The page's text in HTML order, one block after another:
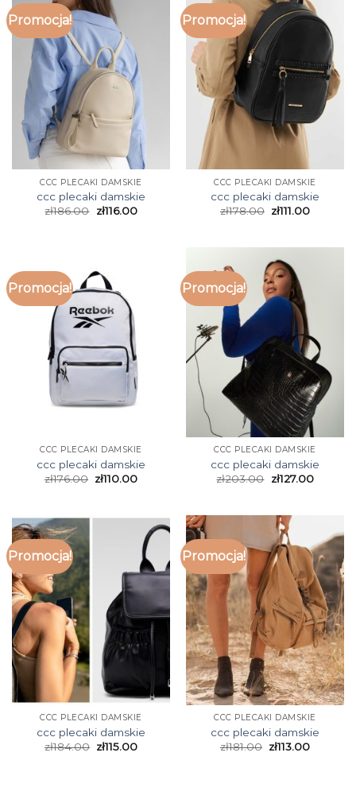
Promocja!
CCC PLECAKI DAMSKIE
ccc plecaki damskie
zł186.00 zł116.00
Promocja!
CCC PLECAKI DAMSKIE
ccc plecaki damskie
zł178.00 zł111.00
Promocja!
CCC PLECAKI DAMSKIE
ccc plecaki damskie
zł176.00 zł110.00
Promocja!
CCC PLECAKI DAMSKIE
ccc plecaki damskie
zł203.00 zł127.00
Promocja!
CCC PLECAKI DAMSKIE
ccc plecaki damskie
zł184.00 zł115.00
Promocja!
CCC PLECAKI DAMSKIE
ccc plecaki damskie
zł181.00 zł113.00